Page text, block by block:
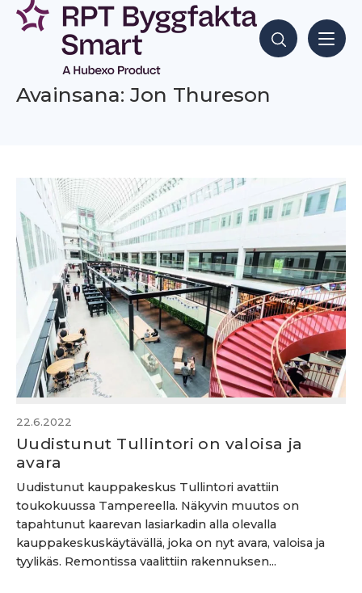
Siirry
sisältöön
Hae sisältöjä
Avainsana: Jon Thureson
22.6.2022
Uudistunut Tullintori on valoisa ja
avara
Uudistunut kauppakeskus Tullintori avattiin
toukokuussa Tampereella. Näkyvin muutos on
tapahtunut kaarevan lasiarkadin alla olevalla
kauppakeskuskäytävällä, joka on nyt avara, valoisa ja
tyylikäs. Remontissa vaalittiin rakennuksen...